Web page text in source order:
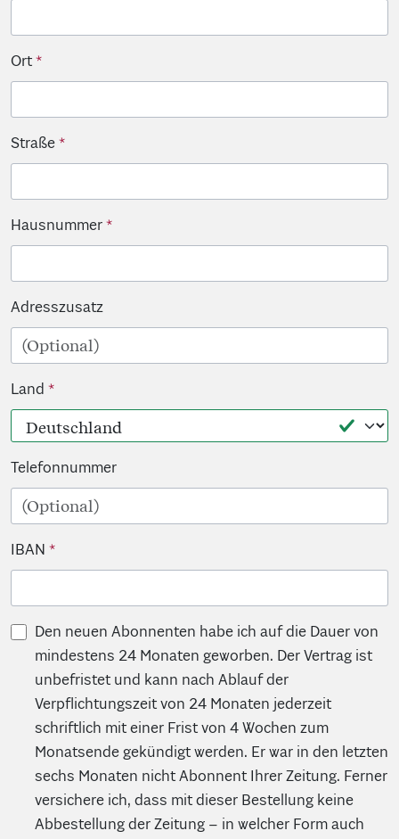
Ort
Straße
Hausnummer
Adresszusatz
Land
Telefonnummer
IBAN
Den neuen Abonnenten habe ich auf die Dauer von
mindestens 24 Monaten geworben. Der Vertrag ist
unbefristet und kann nach Ablauf der
Verpflichtungszeit von 24 Monaten jederzeit
schriftlich mit einer Frist von 4 Wochen zum
Monatsende gekündigt werden. Er war in den letzten
sechs Monaten nicht Abonnent Ihrer Zeitung. Ferner
versichere ich, dass mit dieser Bestellung keine
Abbestellung der Zeitung – in welcher Form auch